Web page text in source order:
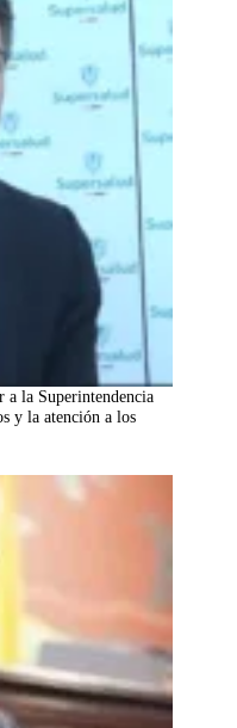
a la Superintendencia
y la atención a los